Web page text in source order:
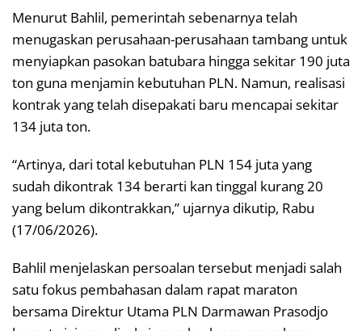
Menurut Bahlil, pemerintah sebenarnya telah
menugaskan perusahaan-perusahaan tambang untuk
menyiapkan pasokan batubara hingga sekitar 190 juta
ton guna menjamin kebutuhan PLN. Namun, realisasi
kontrak yang telah disepakati baru mencapai sekitar
134 juta ton.
“Artinya, dari total kebutuhan PLN 154 juta yang
sudah dikontrak 134 berarti kan tinggal kurang 20
yang belum dikontrakkan,” ujarnya dikutip, Rabu
(17/06/2026).
Bahlil menjelaskan persoalan tersebut menjadi salah
satu fokus pembahasan dalam rapat maraton
bersama Direktur Utama PLN Darmawan Prasodjo